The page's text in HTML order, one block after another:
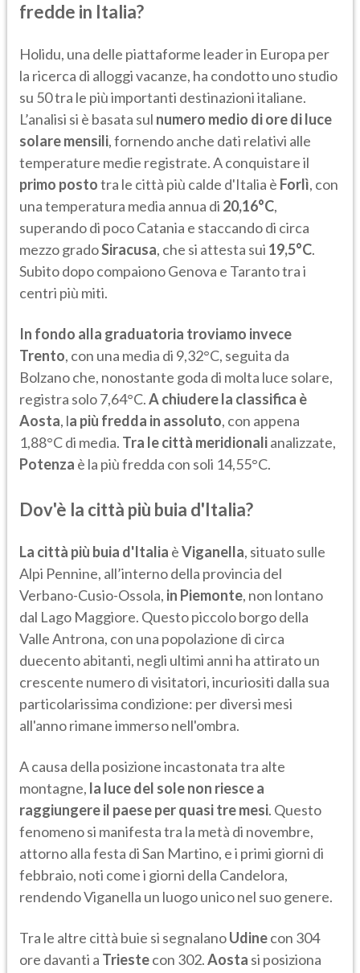
fredde in Italia?
Holidu, una delle piattaforme leader in Europa per
la ricerca di alloggi vacanze, ha condotto uno studio
su 50 tra le più importanti destinazioni italiane.
L’analisi si è basata sul numero medio di ore di luce
solare mensili, fornendo anche dati relativi alle
temperature medie registrate. A conquistare il
primo postotra le città più calde d'Italia è Forlì, con
una temperatura media annua di 20,16°C,
superando di poco Catania e staccando di circa
mezzo gradoSiracusa, che si attesta sui 19,5°C.
Subito dopo compaiono Genova e Taranto tra i
centri più miti.
In fondo alla graduatoria troviamo invece
Trento, con una media di 9,32°C, seguita da
Bolzano che, nonostante goda di molta luce solare,
registra solo 7,64°C.A chiudere la classifica è
Aosta, la più fredda in assoluto, con appena
1,88°C di media. Tra le città meridionalianalizzate,
Potenza è la più fredda con soli 14,55°C.
Dov'è la città più buia d'Italia?
La città più buia d'Italia èViganella, situato sulle
Alpi Pennine, all’interno della provincia del
Verbano-Cusio-Ossola, in Piemonte, non lontano
dal Lago Maggiore. Questo piccolo borgo della
Valle Antrona, con una popolazione di circa
duecento abitanti, negli ultimi anni ha attirato un
crescente numero di visitatori, incuriositi dalla sua
particolarissima condizione: per diversi mesi
all'anno rimane immerso nell'ombra.
A causa della posizione incastonata tra alte
montagne, la luce del sole non riesce a
raggiungere il paese per quasi tre mesi. Questo
fenomeno si manifesta tra la metà di novembre,
attorno alla festa di San Martino, e i primi giorni di
febbraio, noti come i giorni della Candelora,
rendendo Viganella un luogo unico nel suo genere.
Tra le altre città buie si segnalanoUdinecon 304
ore davanti a Triestecon 302.Aosta si posiziona